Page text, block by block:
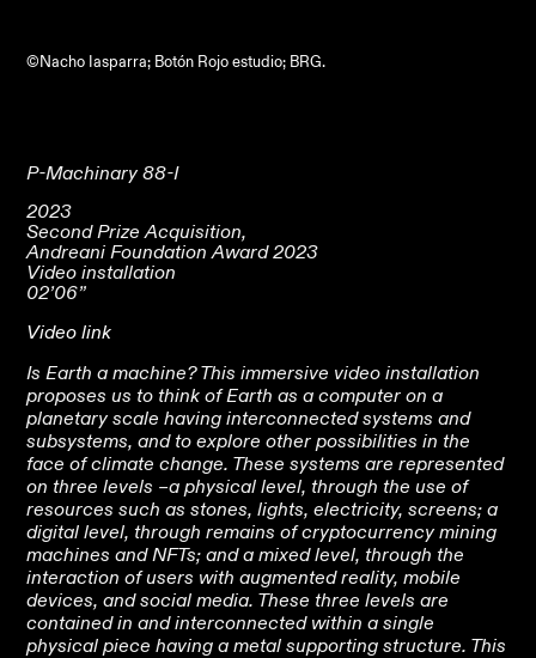
©Nacho Iasparra; Botón Rojo estudio; BRG.
P-Machinary 88-I
2023
Second Prize Acquisition,
Andreani Foundation Award 2023
Video installation
02’06”
Video link
Is Earth a machine? This immersive video installation
proposes us to think of Earth as a computer on a
planetary scale having interconnected systems and
subsystems, and to explore other possibilities in the
face of climate change. These systems are represented
on three levels –a physical level, through the use of
resources such as stones, lights, electricity, screens; a
digital level, through remains of cryptocurrency mining
machines and NFTs; and a mixed level, through the
interaction of users with augmented reality, mobile
devices, and social media. These three levels are
contained in and interconnected within a single
physical piece having a metal supporting structure. This